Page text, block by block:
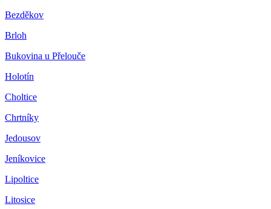
Bezděkov
Brloh
Bukovina u Přelouče
Holotín
Choltice
Chrtníky
Jedousov
Jeníkovice
Lipoltice
Litosice